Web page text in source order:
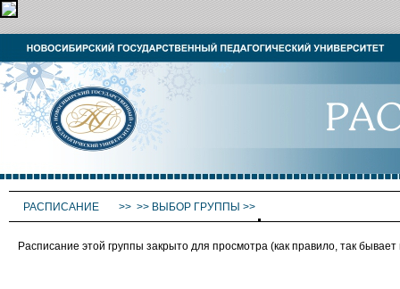
РАСПИСАНИЕ >> >> ВЫБОР ГРУППЫ >>
Расписание этой группы закрыто для просмотра (как правило, так